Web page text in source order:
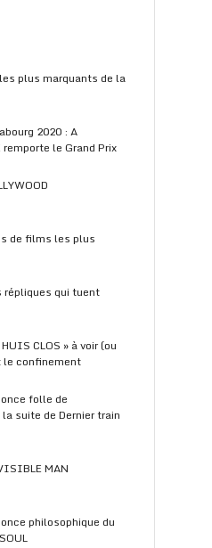
plus marquants de la
2020 : A
remporte le Grand Prix
de films les plus
répliques qui tuent
CLOS » à voir (ou
le confinement
folle de
suite de Dernier train
MAN
philosophique du